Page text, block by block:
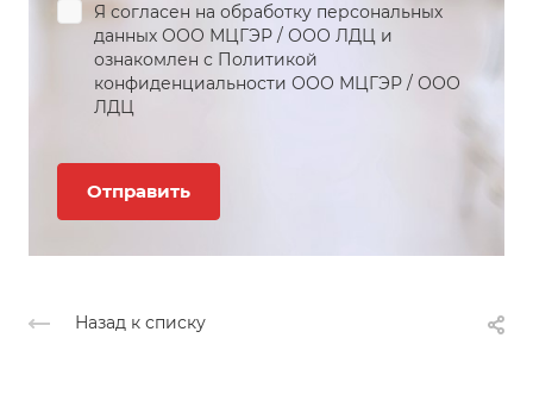
Я согласен на обработку персональных
данных ООО МЦГЭР / ООО ЛДЦ и
ознакомлен с Политикой
конфиденциальности ООО МЦГЭР / ООО
ЛДЦ
Назад к списку